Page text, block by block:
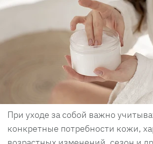
При уходе за собой важно
конкретные потребности кожи,